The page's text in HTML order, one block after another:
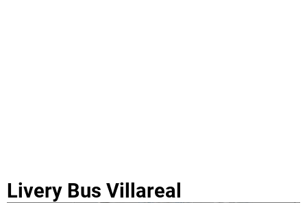
Livery Bus Villareal